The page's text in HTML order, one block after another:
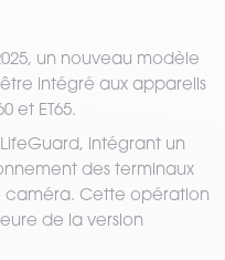
un nouveau modèle
intégré aux appareils
et ET65.
intégrant un
des terminaux
caméra. Cette opération
de la version